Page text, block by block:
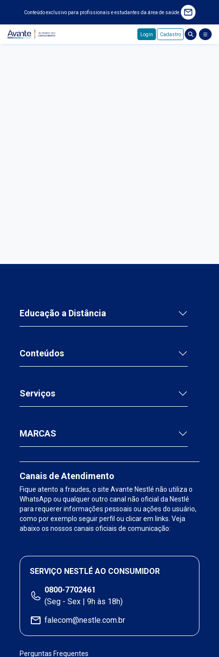
Conteúdo exclusivo para profissionais e estudantes da área de saúde.
Login Cadastro
Educação a Distância
Conteúdos
Serviços
MARCAS
Canais de Atendimento
Fique atento a fraudes, o site Avante Nestlé não utiliza o
WhatsApp ou qualquer outro canal não oficial da Nestlé
para requerer informações pessoais ou ações do usuário,
como por exemplo seguir perfil ou clicar em links. Veja
abaixo os nossos canais oficiais de comunicação:
SERVIÇO NESTLÉ AO CONSUMIDOR
0800-7702461
(Seg - Sex | 9h às 18h)
falecom@nestle.com.br
Perguntas Frequentes